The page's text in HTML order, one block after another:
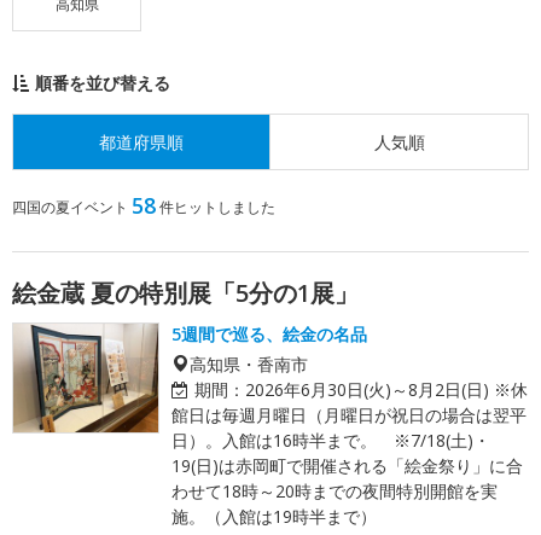
順番を並び替える
都道府県順 人気順
四国の夏イベント 58件ヒットしました
絵金蔵 夏の特別展「5分の1展」
5週間で巡る、絵金の名品
高知県・香南市
期間： 2026年6月30日(火)～8月2日(日) ※休
館日は毎週月曜日（月曜日が祝日の場合は翌平
日）。入館は16時半まで。 ※7/18(土)・
19(日)は赤岡町で開催される「絵金祭り」に合
わせて18時～20時までの夜間特別開館を実
施。（入館は19時半まで）